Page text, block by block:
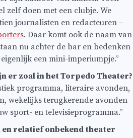
zelf doen met een clubje. We
journalisten en redacteuren –
. Daar komt ook de naam van
nu achter de bar en bedenken
een mini-imperiumpje.”
er zoal in het Torpedo Theater?
programma, literaire avonden,
wekelijks terugkerende avonden
sport- en televisieprogramma.”
en relatief onbekend theater